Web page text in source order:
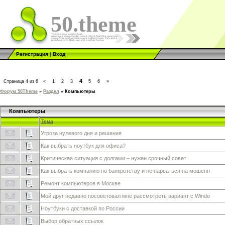
50.theme
Регистрация|Вход
Страница 4 из 6 « 1 2 3 4 5 6
»
Форум 50Theme » Раздел » Компьютеры
Компьютеры
Тема
Угроза нулевого дня и решения
Как выбрать ноутбук для офиса?
Критическая ситуация с долгами – нужен срочный совет
Как выбрать компанию по банкротству и не нарваться на мошенн
Ремонт компьютеров в Москве
Мой друг недавно посоветовал мне рассмотреть вариант с Windo
Ноутбуки с доставкой по России
Выбор обратных ссылок